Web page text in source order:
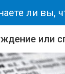
ли вы,
или